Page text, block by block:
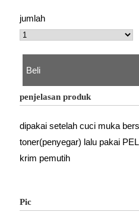
jumlah
Beli
penjelasan produk
dipakai setelah cuci muka
toner(penyegar) lalu pakai
krim pemutih
Pic